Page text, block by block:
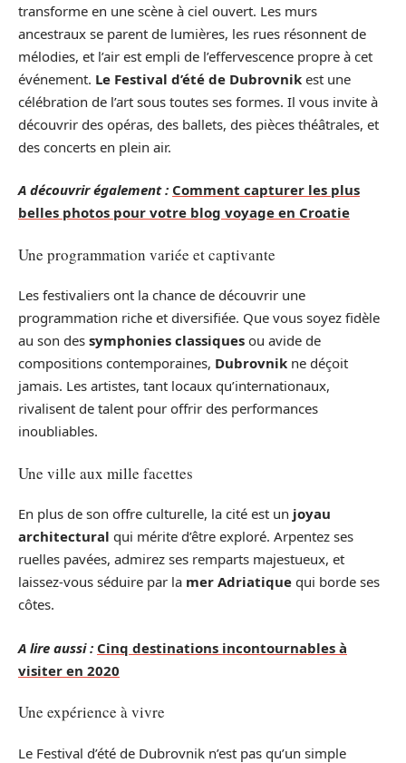
transforme en une scène à ciel ouvert. Les murs
ancestraux se parent de lumières, les rues résonnent de
mélodies, et l’air est empli de l’effervescence propre à cet
événement. Le Festival d’été de Dubrovnik est une
célébration de l’art sous toutes ses formes. Il vous invite à
découvrir des opéras, des ballets, des pièces théâtrales, et
des concerts en plein air.
A découvrir également : Comment capturer les plus
belles photos pour votre blog voyage en Croatie
Une programmation variée et captivante
Les festivaliers ont la chance de découvrir une
programmation riche et diversifiée. Que vous soyez fidèle
au son des symphonies classiques ou avide de
compositions contemporaines, Dubrovnik ne déçoit
jamais. Les artistes, tant locaux qu’internationaux,
rivalisent de talent pour offrir des performances
inoubliables.
Une ville aux mille facettes
En plus de son offre culturelle, la cité est un joyau
architectural qui mérite d’être exploré. Arpentez ses
ruelles pavées, admirez ses remparts majestueux, et
laissez-vous séduire par la mer Adriatique qui borde ses
côtes.
A lire aussi : Cinq destinations incontournables à
visiter en 2020
Une expérience à vivre
Le Festival d’été de Dubrovnik n’est pas qu’un simple